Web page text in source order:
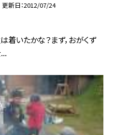
更新日 2012/07/24
着いたかな？まず，おがくず